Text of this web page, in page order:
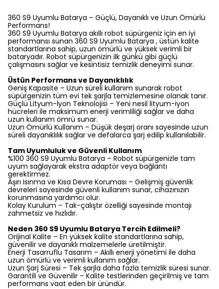
360 S9 Uyumlu Batarya – Güçlü, Dayanıklı ve Uzun Ömürlü
Performans!
360 S9 Uyumlu Batarya akıllı robot süpürgeniz için en iyi
performansı sunan 360 S9 Uyumlu Batarya , üstün kalite
standartlarına sahip, uzun ömürlü ve yüksek verimli bir
bataryadır. Robot süpürgenizin ilk günkü gibi güçlü
çalışmasını sağlar ve kesintisiz temizlik deneyimi sunar.
Üstün Performans ve Dayanıklılık
Geniş Kapasite – Uzun süreli kullanım sunarak robot
süpürgenizin tüm evi tek şarjla temizlemesine olanak tanır.
Güçlü Lityum-İyon Teknolojisi – Yeni nesil lityum-iyon
hücreleri ile maksimum enerji verimliliği sağlar ve daha
uzun kullanım ömrü sunar.
Uzun Ömürlü Kullanım – Düşük deşarj oranı sayesinde uzun
süreli dayanıklılık sağlar ve defalarca şarj edilip kullanılabilir.
Tam Uyumluluk ve Güvenli Kullanım
%100 360 S9 Uyumlu Batarya – Robot süpürgenizle tam
uyum sağlayarak ekstra adaptör veya bağlantı
gerektirmez.
Aşırı Isınma ve Kısa Devre Koruması – Gelişmiş güvenlik
devreleri sayesinde güvenli kullanım sunar, cihazınızın
korunmasına yardımcı olur.
Kolay Kurulum – Tak-çalıştır özelliği sayesinde montajı
zahmetsiz ve hızlıdır.
Neden 360 S9 Uyumlu Batarya Tercih Edilmeli?
Orijinal Kalite – En yüksek kalite standartlarına sahip,
güvenilir ve dayanıklı malzemelerle üretilmiştir.
Enerji Tasarruflu Tasarım – Akıllı enerji yönetimi ile daha
uzun ömürlü ve verimli kullanım sağlar.
Uzun Şarj Süresi – Tek şarjla daha fazla temizlik süresi sunar.
Garantili ve Güvenilir – Kalite testlerinden geçirilmiş ve tam
performans vaat eden bir üründür.